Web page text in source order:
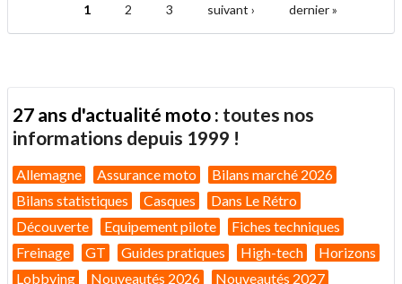
1 2 3 suivant › dernier »
27 ans d'actualité moto : toutes nos
informations depuis 1999 !
Allemagne Assurance moto
Bilans marché 2026
Bilans statistiques
Casques
Dans Le Rétro
Découverte
Equipement pilote
Fiches techniques
Freinage
GT Guides pratiques High-tech
Horizons
Lobbying
Nouveautés 2026 Nouveautés 2027